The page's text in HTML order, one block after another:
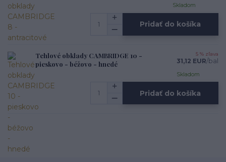
Skladom
Pridať do košíka
Tehlové obklady CAMBRIDGE 10 -
pieskovo - béžovo - hnedé
5 % zľava
31,12 EUR/bal
Skladom
Pridať do košíka